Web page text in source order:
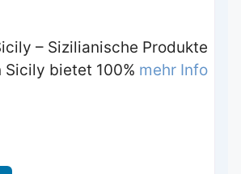
– Sizilianische Produkte
Sicily bietet 100% mehr Info